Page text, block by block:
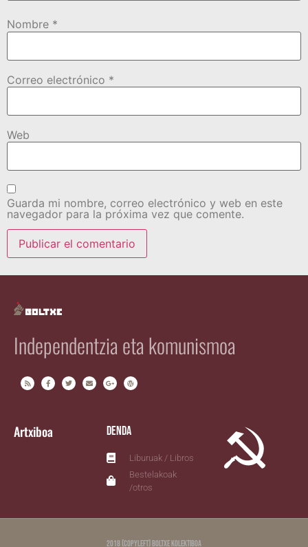
Nombre *
Correo electrónico *
Web
Guarda mi nombre, correo electrónico y web en este
navegador para la próxima vez que comente.
Independentzia eta komunismoa
Artxiboa Denda
Liburuak / Libros
Bestelakoak
/otros
2018 (copyleft) Boltxe Kolektiboa